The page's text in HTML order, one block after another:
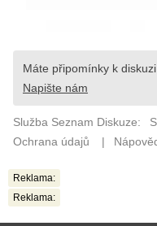
Reklama:
Reklama: